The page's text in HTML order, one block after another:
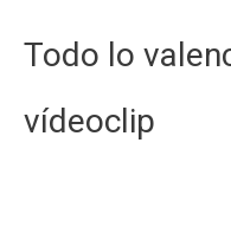
los
Todo lo
vídeoclip